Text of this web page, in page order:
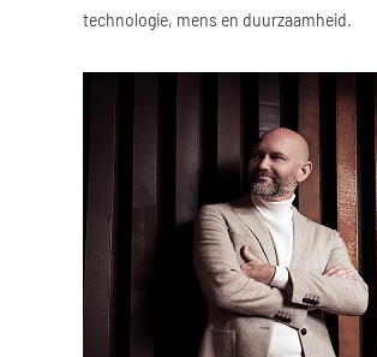
technologie, mens en duurzaamheid.